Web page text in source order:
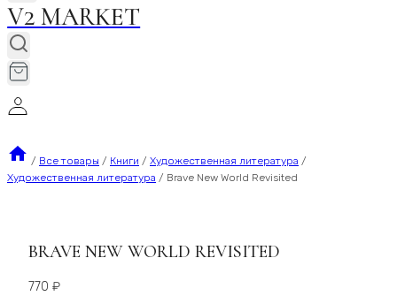
V2 MARKET
/ Все товары / Книги / Художественная литература /
Художественная литература / Brave New World Revisited
BRAVE NEW WORLD REVISITED
770 ₽